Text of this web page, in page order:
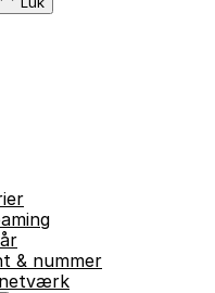
& nummer